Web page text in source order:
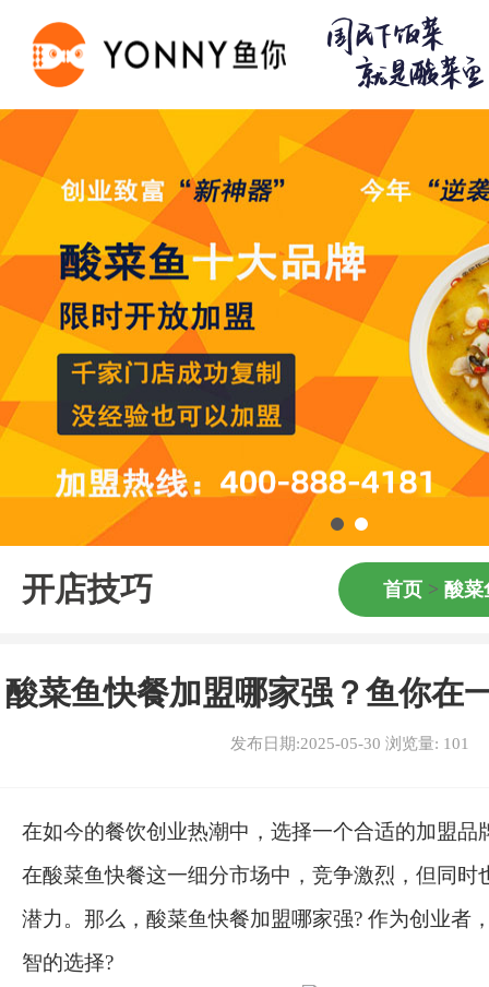
开店技巧 首页 > 酸菜
酸菜鱼快餐加盟哪家强？鱼你在
发布日期:2025-05-30 浏览量: 101
在如今的餐饮创业热潮中，选择一个合适的加盟品
在酸菜鱼快餐这一细分市场中，竞争激烈，但同时
潜力。那么，酸菜鱼快餐加盟哪家强? 作为创业者
智的选择?